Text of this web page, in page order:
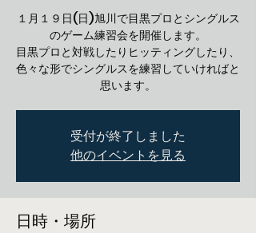
１月１９日(日)旭川で目黒プロとシングルス
のゲーム練習会を開催します。
目黒プロと対戦したりヒッティングしたり、
色々な形でシングルスを練習していければと
思います。
受付が終了しました
他のイベントを見る
日時・場所